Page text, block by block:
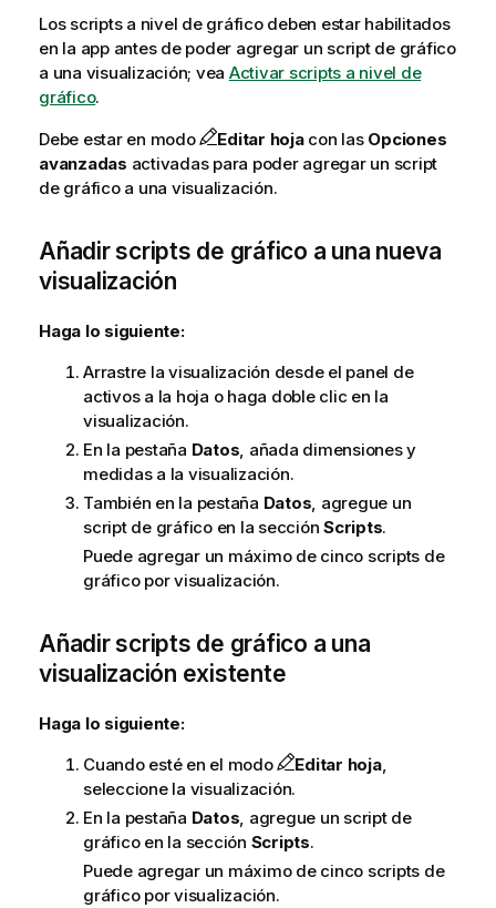
Los scripts a nivel de gráfico deben estar habilitados
en la app antes de poder agregar un script de gráfico
a una visualización; vea Activar scripts a nivel de
gráfico.
Debe estar en modo
Editar hojacon las Opciones
avanzadas activadas para poder agregar un script
de gráfico a una visualización.
Añadir scripts de gráfico a una nueva
visualización
Haga lo siguiente:
Arrastre la visualización desde el panel de
activos a la hoja o haga doble clic en la
visualización.
En la pestaña Datos , añada dimensiones y
medidas a la visualización.
También en la pestaña Datos , agregue un
script de gráfico en la sección Scripts.
Puede agregar un máximo de cinco scripts de
gráfico por visualización.
Añadir scripts de gráfico a una
visualización existente
Haga lo siguiente:
Cuando esté en el modo
Editar hoja,
seleccione la visualización.
En la pestaña Datos , agregue un script de
gráfico en la sección Scripts.
Puede agregar un máximo de cinco scripts de
gráfico por visualización.